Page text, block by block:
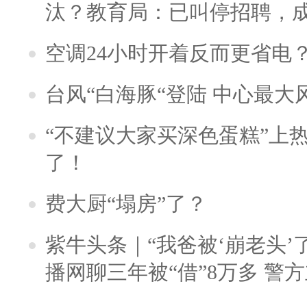
汰？教育局：已叫停招聘，
空调24小时开着反而更省电
台风“白海豚“登陆 中心最大
“不建议大家买深色蛋糕”上
了！
费大厨“塌房”了？
紫牛头条｜“我爸被‘崩老头’
播网聊三年被“借”8万多 警